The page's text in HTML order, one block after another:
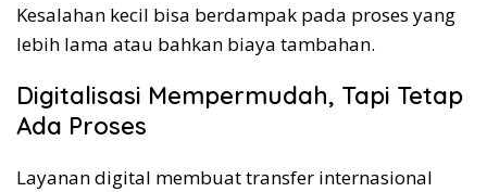
Kesalahan kecil bisa berdampak pada proses yang
lebih lama atau bahkan biaya tambahan.
Digitalisasi Mempermudah, Tapi Tetap
Ada Proses
Layanan digital membuat transfer internasional